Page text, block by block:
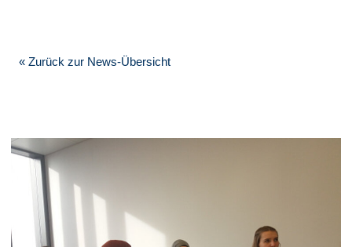
« Zurück zur News-Übersicht